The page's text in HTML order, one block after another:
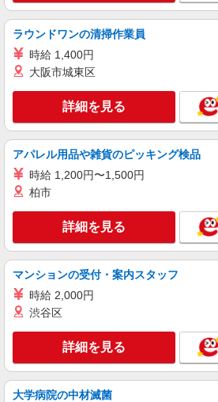
ス【看護助手】
時給1,300円 ★週払い
幅は経験・能力による
熊本県熊本市中央区
噌天神前」駅 ★マイカ
（規定あり）
キープ
派遣社員
（株）ウィルオブ・ワークCW 熊本支店/
看護助手
時給1400
熊本県熊本市中央区
パート 派遣社員
日研トータルソーシング株式会社 メディ
ス【看護助手】
看護助手（ナースエイ
ラウンドワンの清掃作業員
時給 1,400円
大阪市城東区
詳細を見る
アパレル用品や雑貨のピッキング検品
時給 1,200円〜1,500円
柏市
詳細を見る
マンションの受付・案内スタッフ
時給 2,000円
渋谷区
詳細を見る
大学病院の中材滅菌